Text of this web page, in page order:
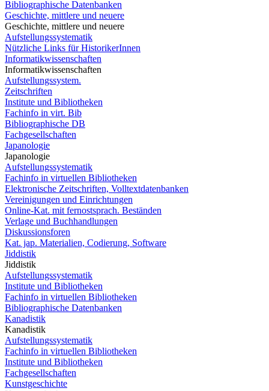
Bibliographische Datenbanken
Geschichte, mittlere und neuere
Geschichte, mittlere und neuere
Aufstellungssystematik
Nützliche Links für HistorikerInnen
Informatikwissenschaften
Informatikwissenschaften
Aufstellungssystem.
Zeitschriften
Institute und Bibliotheken
Fachinfo in virt. Bib
Bibliographische DB
Fachgesellschaften
Japanologie
Japanologie
Aufstellungssystematik
Fachinfo in virtuellen Bibliotheken
Elektronische Zeitschriften, Volltextdatenbanken
Vereinigungen und Einrichtungen
Online-Kat. mit fernostsprach. Beständen
Verlage und Buchhandlungen
Diskussionsforen
Kat. jap. Materialien, Codierung, Software
Jiddistik
Jiddistik
Aufstellungssystematik
Institute und Bibliotheken
Fachinfo in virtuellen Bibliotheken
Bibliographische Datenbanken
Kanadistik
Kanadistik
Aufstellungssystematik
Fachinfo in virtuellen Bibliotheken
Institute und Bibliotheken
Fachgesellschaften
Kunstgeschichte